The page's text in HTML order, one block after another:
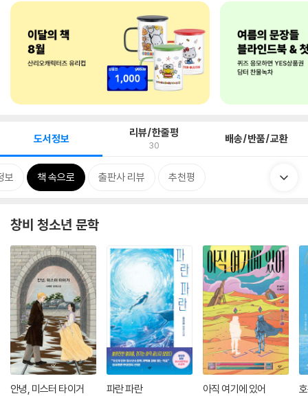
도서정보 리뷰/한줄평
30 배송/반품/교환
보 책 속으로 출판사 리뷰 추천평
창비 청소년 문학
안녕, 미스터 타이거 파란 파란 아직 여기에 있어